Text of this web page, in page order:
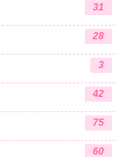
31
28
3
42
75
60